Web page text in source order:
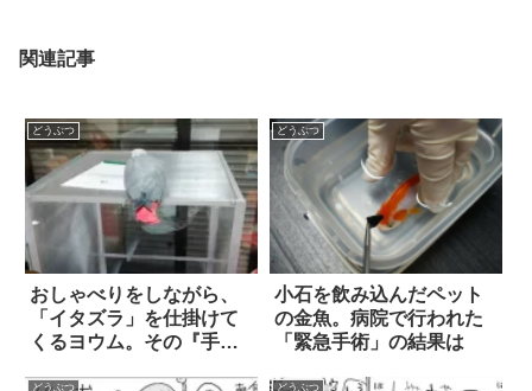
関連記事
どうぶつ
おしゃべりをしながら、
「イタズラ」を仕掛けて
くるヨウム。その『手
どうぶつ
小石を飲み込んだペット
の金魚。病院で行われた
「緊急手術」の結果は
どうぶつ どうぶつ